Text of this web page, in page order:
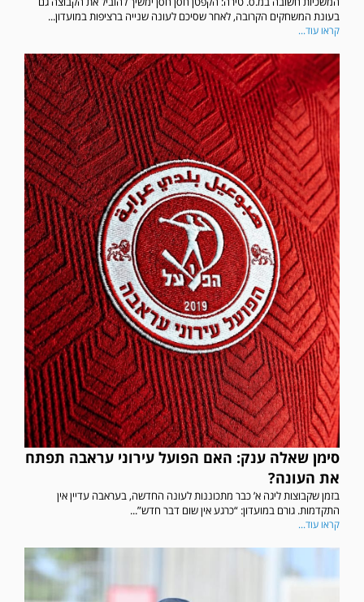
בעונת המשחקים הקרובה, לאחר שסיכם לעונה שנייה ברציפות במועדון...
קראו עוד...
סימן שאלה ענק: האם הפועל עירוני עראבה תפתח
את העונה?
בזמן שקבוצות ליגה א’ כבר מתכוננות לעונה החדשה, בעראבה עדיין אין
התקדמות. גורם במועדון: “כרגע אין שום דבר חדש”...
קראו עוד...